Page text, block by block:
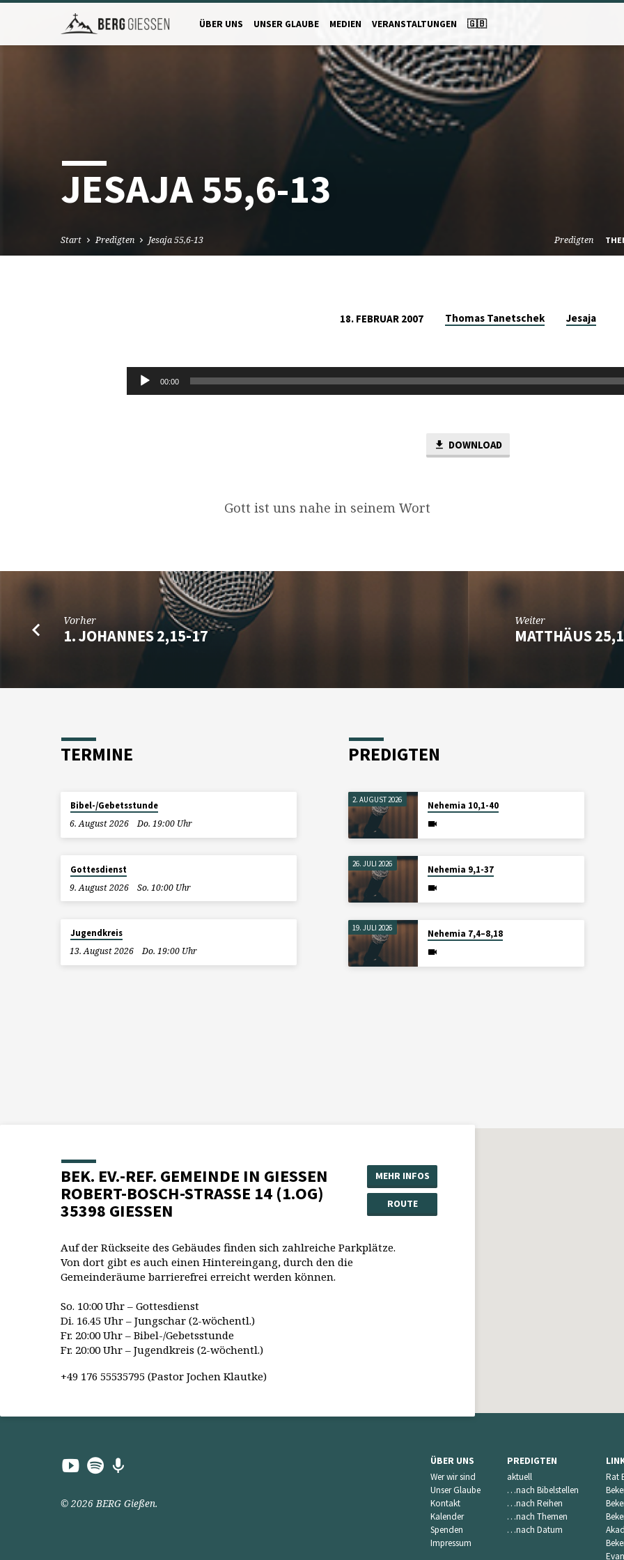
ÜBER UNS UNSER GLAUBE MEDIEN VERANSTALTUNGEN 🇬🇧
JESAJA 55,6-13
Start Predigten Jesaja 55,6-13 Predigten
55,6-
18. FEBRUAR 2007 Thomas Tanetschek Jesaja
Audio-
Player
00:00
DOWNLOAD
Gott ist uns nahe in seinem Wort
Vorher
1. JOHANNES 2,15-17
Weiter
MATTHÄUS
TERMINE
Bibel-/Gebetsstunde
6. August 2026
Do. 19:00 Uhr
Gottesdienst
9. August 2026
So. 10:00 Uhr
Jugendkreis
13. August 2026
Do. 19:00 Uhr
PREDIGTEN
2. AUGUST 2026
Nehemia 10,1-40
26. JULI 2026
Nehemia 9,1-37
19. JULI 2026
Nehemia 7,4–8,18
BEK. EV.-REF. GEMEINDE IN GIESSEN
ROBERT-BOSCH-STRASSE 14 (1.OG)
35398 GIESSEN
MEHR INFOS
ROUTE
Auf der Rückseite des Gebäudes finden sich zahlreiche Parkplätze.
Von dort gibt es auch einen Hintereingang, durch den die
Gemeinderäume barrierefrei erreicht werden können.
So. 10:00 Uhr – Gottesdienst
Di. 16.45 Uhr – Jungschar (2-wöchentl.)
Fr. 20:00 Uhr – Bibel-/Gebetsstunde
Fr. 20:00 Uhr – Jugendkreis (2-wöchentl.)
+49 176 55535795 (Pastor Jochen Klautke)
© 2026 BERG Gießen.
ÜBER UNS
Wer wir sind
Unser Glaube
Kontakt
Kalender
Spenden
Impressum
PREDIGTEN
aktuell
…nach Bibelstellen
…nach Reihen
…nach Themen
…nach Datum
Rat